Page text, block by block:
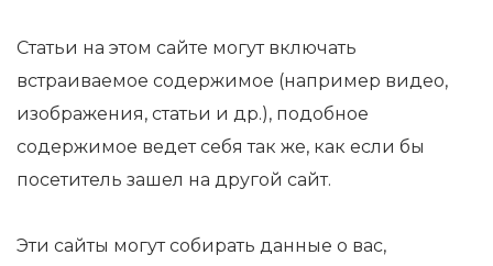
Статьи на этом сайте могут включать
встраиваемое содержимое (например видео,
изображения, статьи и др.), подобное
содержимое ведет себя так же, как если бы
посетитель зашел на другой сайт.
Эти сайты могут собирать данные о вас,